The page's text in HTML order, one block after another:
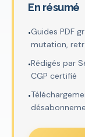
En résumé
•Guides PDF
mutation,
•Rédigés par
CGP certifié
•